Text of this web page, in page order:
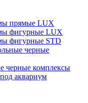
прямые LUX
фигурные LUX
фигурные STD
черные
черные комплексы
аквариум